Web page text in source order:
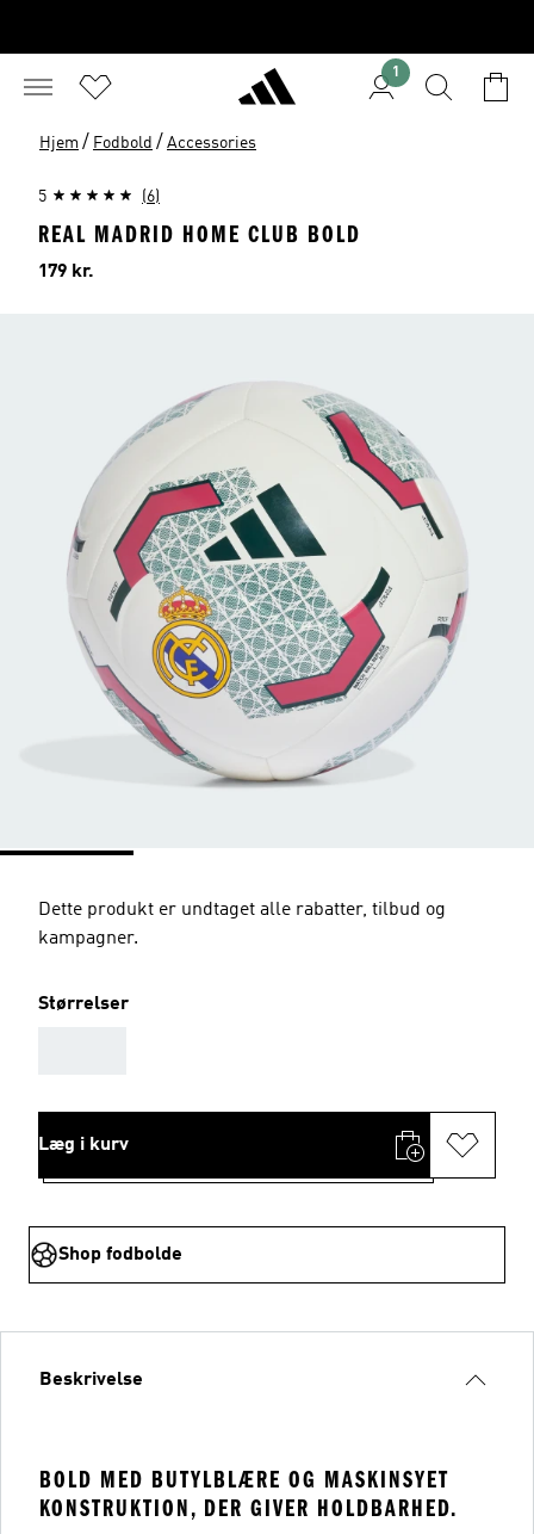
1
Hjem / Fodbold / Accessories
5 (6)
REAL MADRID HOME CLUB BOLD
Pris
179 kr.
Dette produkt er undtaget alle rabatter, tilbud og
kampagner.
Størrelser
Læg i kurv
Shop fodbolde
Beskrivelse
BOLD MED BUTYLBLÆRE OG MASKINSYET
KONSTRUKTION, DER GIVER HOLDBARHED.